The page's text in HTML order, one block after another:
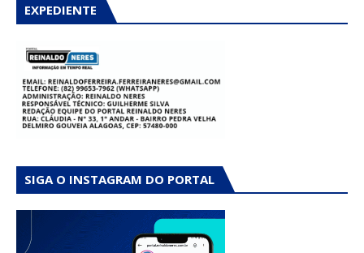
EXPEDIENTE
SIGA O INSTAGRAM DO PORTAL